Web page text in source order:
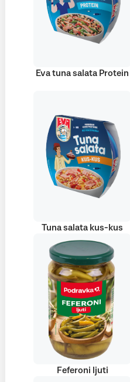
Eva tuna salata Protein
Tuna salata kus-kus
Feferoni ljuti